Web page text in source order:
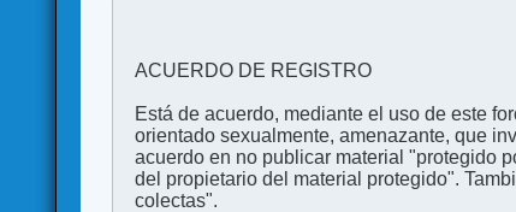
ACUERDO DE REGISTRO
Está de acuerdo, mediante el uso de este
orientado sexualmente, amenazante, que
acuerdo en no publicar material "protegido
del propietario del material protegido".
colectas".